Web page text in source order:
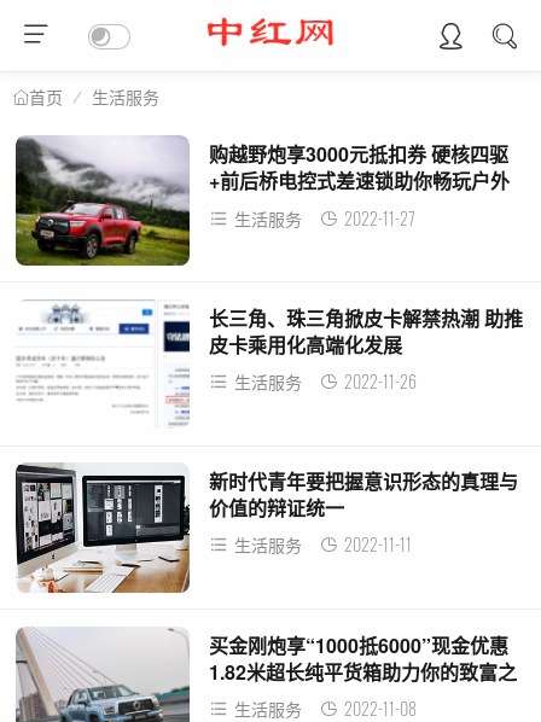
首页 生活服务
购越野炮享3000元抵扣券 硬核四驱
+前后桥电控式差速锁助你畅玩户外
生活生活服务 2022-11-27
长三角、珠三角掀皮卡解禁热潮 助推
皮卡乘用化高端化发展
生活服务 2022-11-26
新时代青年要把握意识形态的真理与
价值的辩证统一
生活服务 2022-11-11
买金刚炮享“1000抵6000”现金优惠
1.82米超长纯平货箱助力你的致富之
路 生活服务 2022-11-08